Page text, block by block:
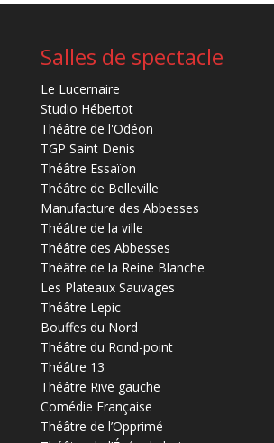
Salles de spectacle
Le Lucernaire
Studio Hébertot
Théâtre de l'Odéon
TGP Saint Denis
Théâtre Essaïon
Théâtre de Belleville
Manufacture des Abbesses
Théâtre de la ville
Théâtre des Abbesses
Théâtre de la Reine Blanche
Les Plateaux Sauvages
Théâtre Lepic
Bouffes du Nord
Théâtre du Rond-point
Théâtre 13
Théâtre Rive gauche
Comédie Française
Théâtre de l’Opprimé